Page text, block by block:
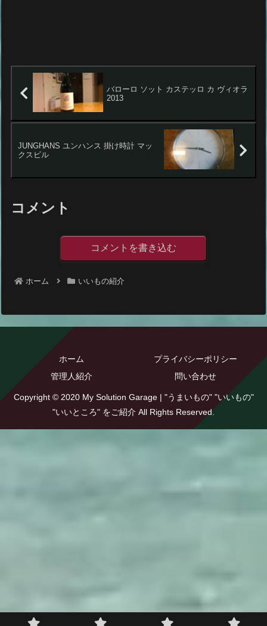
バローロ ソット カステッロ カ ヴィオラ
2013
JUNGHANS ユンハンス 掛け時計 マッ
クスビル
コメント
コメントを書き込む
ホーム いいもの紹介
ホーム
プライバシーポリシー
管理人紹介
問い合わせ
Copyright © 2020 My Solution Garage | "うまいもの" "いいもの"
"いいところ" をご紹介 All Rights Reserved.